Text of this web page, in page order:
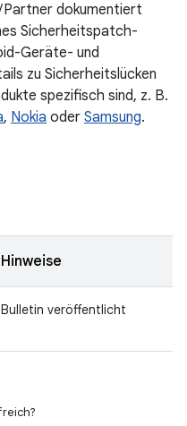
Partner dokumentiert
Sicherheitspatch-
Geräte- und
zu Sicherheitslücken
spezifisch sind, z. B.
, Nokia oder Samsung.
Hinweise
Bulletin veröffentlicht